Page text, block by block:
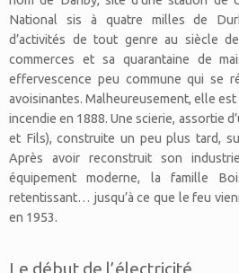
National sis à quatre milles de
d’activités de tout genre au siècle
commerces et sa quarantaine de
effervescence peu commune qui se
avoisinantes. Malheureusement, elle
incendie en 1888. Une scierie, assortie
et Fils), construite un peu plus tard,
Après avoir reconstruit son
équipement moderne, la famille
retentissant… jusqu’à ce que le feu
en 1953.
Le début de l’électricité